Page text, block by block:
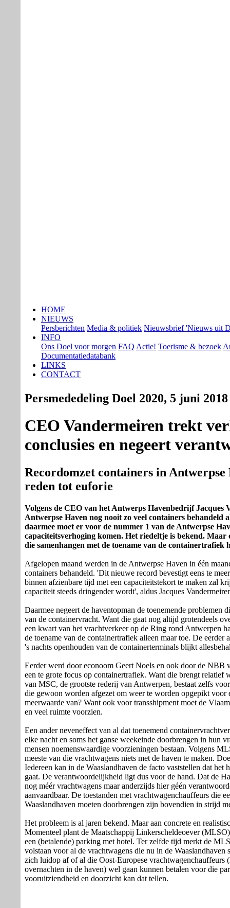
HOME
NIEUWS
Persberichten Media & politiek Nieuwsbrief 'Nieuws uit
INFO
Ons Doel voor morgen FAQ Actie! Toerisme & bezoek
Documentatiedatabank
LINKS
CONTACT
Persmededeling Doel 2020, 5 juni 2018
CEO Vandermeiren trekt
conclusies en negeert
Recordomzet containers in Antwerpse
reden tot euforie
Volgens de CEO van het Antwerps Havenbedrijf Jacques
Antwerpse Haven nog nooit zo veel containers behandeld
daarmee moet er voor de nummer 1 van de Antwerpse
capaciteitsverhoging komen. Het riedeltje is bekend. Maar
die samenhangen met de toename van de containertrafiek
Afgelopen maand werden in de Antwerpse Haven in één
containers behandeld. 'Dit nieuwe record bevestigt eens te
binnen afzienbare tijd met een capaciteitstekort te maken zal
capaciteit steeds dringender wordt', aldus Jacques
Daarmee negeert de haventopman de toenemende problemen
van de containervracht. Want die gaat nog altijd grotendeels
een kwart van het vrachtverkeer op de Ring rond Antwerpen
de toename van de containertrafiek alleen maar toe. De eerder
's nachts openhouden van de containerterminals blijkt
Eerder werd door econoom Geert Noels en ook door de NBB
een te grote focus op containertrafiek. Want die brengt relatief
van MSC, de grootste rederij van Antwerpen, bestaat zelfs
die gewoon worden afgezet om weer te worden opgepikt voor
meerwaarde van? Want ook voor transshipment moet de
en veel ruimte voorzien.
Een ander neveneffect van al dat toenemend
elke nacht en soms het ganse weekeinde doorbrengen in hun
mensen noemenswaardige voorzieningen bestaan. Volgens
meeste van die vrachtwagens niets met de haven te maken.
Iedereen kan in de Waaslandhaven de facto vaststellen dat het
gaat. De verantwoordelijkheid ligt dus voor de hand. Dat de
nog méér vrachtwagens maar anderzijds hier géén
aanvaardbaar. De toestanden met vrachtwagenchauffeurs die
Waaslandhaven moeten doorbrengen zijn bovendien in strijd
Het probleem is al jaren bekend. Maar aan concrete en
Momenteel plant de Maatschappij Linkerscheldeoever
een (betalende) parking met hotel. Ter zelfde tijd merkt de
volstaan voor al de vrachtwagens die nu in de
zich luidop af of al die Oost-Europese vrachtwagenchauffeurs
overnachten in de haven) wel gaan kunnen betalen voor die
vooruitziendheid en doorzicht kan dat tellen.